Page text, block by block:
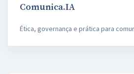
Comunica.IA
Ética, governança e prática para